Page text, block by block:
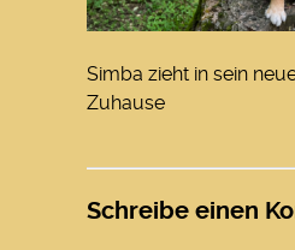
Simba zieht in sein
Zuhause
Schreibe einen